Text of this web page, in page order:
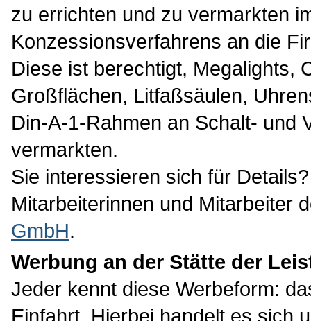
zu errichten und zu vermarkten
Konzessionsverfahrens an die
Diese ist berechtigt, Megalights,
Großflächen, Litfaßsäulen,
Din-A-1-Rahmen an Schalt- und
vermarkten.
Sie interessieren sich für
Mitarbeiterinnen und Mitarbeiter
GmbH.
Werbung an der Stätte der
Jeder kennt diese Werbeform:
Einfahrt. Hierbei handelt es sich